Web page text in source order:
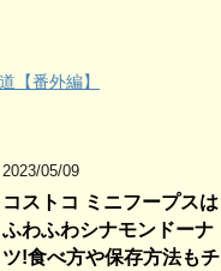
【番外編】
2023/05/09
コストコ ミニフープスは
ふわふわシナモンドーナ
ツ!食べ方や保存方法もチ